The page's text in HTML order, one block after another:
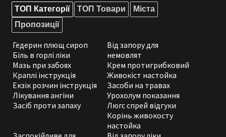
ТОП Категорії ТОП Товари
Міста
Пропозиції
Гедерин плющ сироп
Біль в горлі ліки
Мазь при забоях
Краплі інструкція
Екзік розчин інструкція
Лікування ангіни
Засіб проти запаху
Від запору для
немовлят
Крем протигрибковий
Живокіст настойка
Засоби на травах
Урохолум показання
Люгс спрей відгуки
Корінь живокосту
настойка